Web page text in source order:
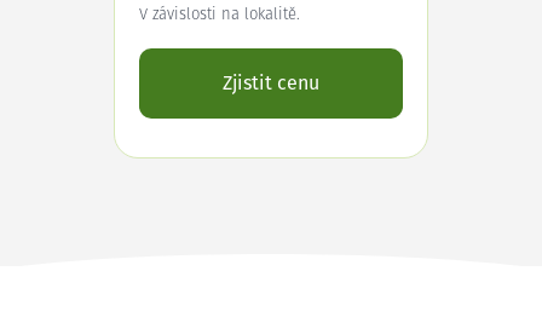
V závislosti na lokalitě.
Zjistit cenu